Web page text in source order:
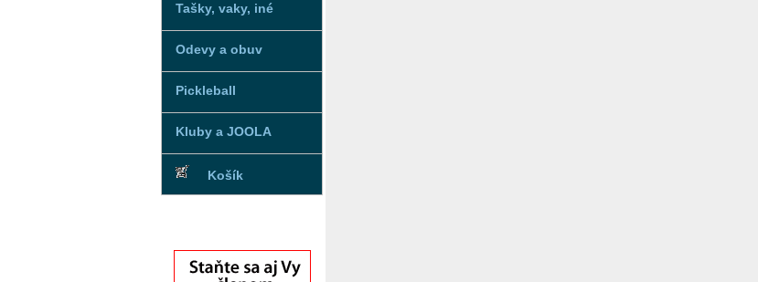
Tašky, vaky, iné
Odevy a obuv
Pickleball
Kluby a JOOLA
Košík